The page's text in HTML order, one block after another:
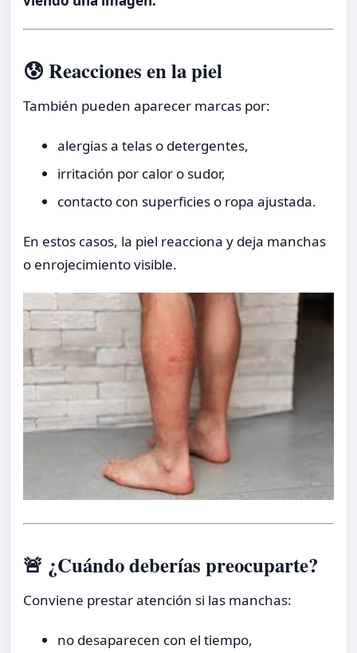
😰 Reacciones en la piel
También pueden aparecer marcas por:
alergias a telas o detergentes,
irritación por calor o sudor,
contacto con superficies o ropa ajustada.
En estos casos, la piel reacciona y deja manchas
o enrojecimiento visible.
🚨 ¿Cuándo deberías preocuparte?
Conviene prestar atención si las manchas:
no desaparecen con el tiempo,